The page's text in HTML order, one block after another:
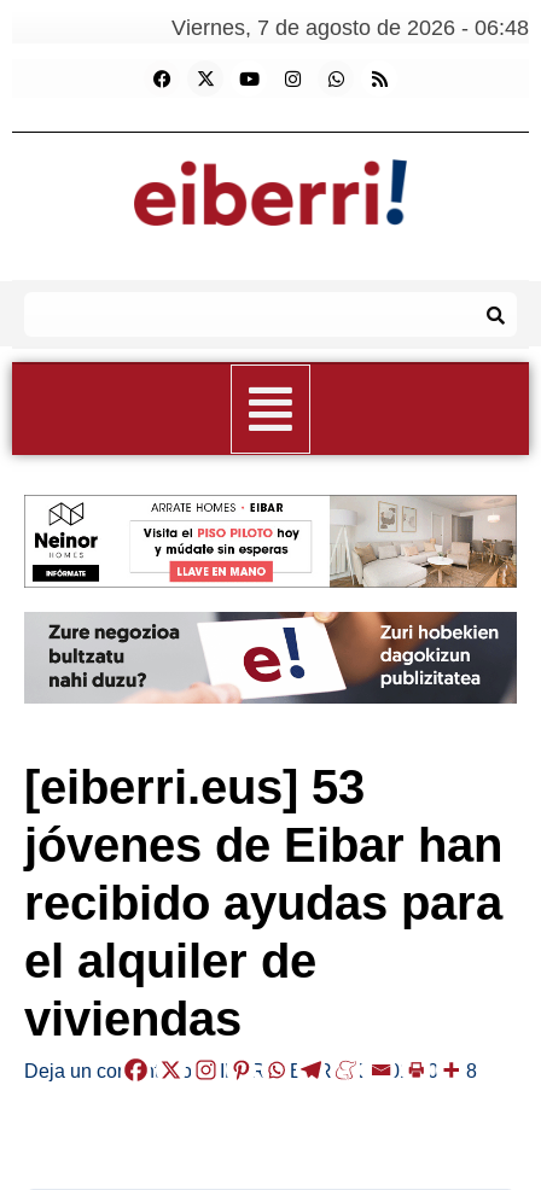
Viernes, 7 de agosto de 2026 - 06:48
[eiberri.eus] 53
jóvenes de Eibar han
recibido ayudas para
el alquiler de
viviendas
Deja un comentario /EIBAR ,HERRIAK /2019-01-08